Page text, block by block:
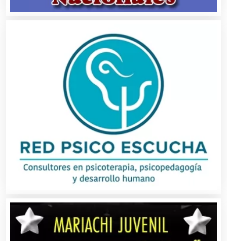
Artículos Deportivos
Artículos Importados
Artículos para el Hogar
Artículos para Regalos
Artículos Personales
Artículos Publicitarios
Aseguradoras